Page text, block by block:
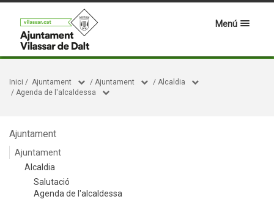
Menú
Inici / Ajuntament / Ajuntament / Alcaldia
/ Agenda de l'alcaldessa
Ajuntament
Ajuntament
Alcaldia
Salutació
Agenda de l'alcaldessa